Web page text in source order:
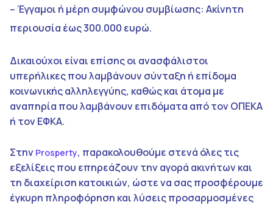
– Έγγαμοι ή μέρη συμφώνου συμβίωσης: Ακίνητη
περιουσία έως 300.000 ευρώ.
Δικαιούχοι είναι επίσης οι ανασφάλιστοι
υπερήλικες που λαμβάνουν σύνταξη ή επίδομα
κοινωνικής αλληλεγγύης, καθώς και άτομα με
αναπηρία που λαμβάνουν επιδόματα από τον ΟΠΕΚΑ
ή τον ΕΦΚΑ.
Στην Prosperty, παρακολουθούμε στενά όλες τις
εξελίξεις που επηρεάζουν την αγορά ακινήτων και
τη διαχείριση κατοικιών, ώστε να σας προσφέρουμε
έγκυρη πληροφόρηση και λύσεις προσαρμοσμένες